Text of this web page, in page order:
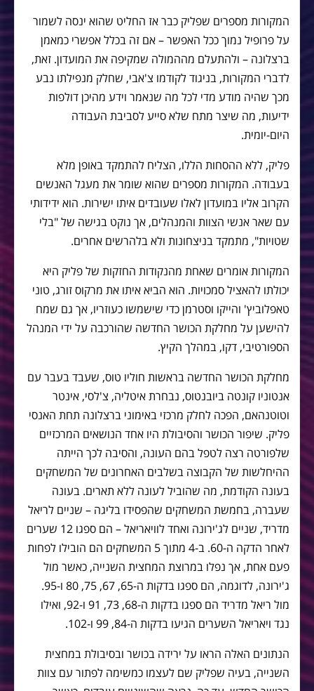
המקורות מספרים שפליק כבר אז החליט שהוא ינסה לשמור
על פרופיל נמוך ככל האפשר – אם זה בכלל אפשרי כמאמן
ברצלונה – ולהתעלם מההמולה שמקיפה את המועדון. זאת,
לדברי המקורות, בניגוד לקודמו צ'אבי, שחלק מנפילתו נבע
מכך שהיה מודע מדי לכל מה שנאמר וידע מהיכן דולפות
ידיעות, מה שיצר מתח שלא סייע לסביבת העבודה
היום-יומית.
פליק, ללא ההסחות הללו, הצליח להתמקד באופן מלא
בעבודה. המקורות מספרים שהוא שומר את מעגל האנשים
הקרוב אליו במועדון לאלו שעובדים איתו ישירות. הוא ידידותי
עם שאר אנשי הצוות והמנהלים, אך נוקט בגישה של "בלי
שטויות", מתמקד בניצחונות ולא בלהרשים אחרים.
המקורות אומרים שאחת מהנקודות החזקות של פליק היא
יכולתו להאציל סמכויות. הוא הביא איתו את מרקוס זורג, טוני
טאפלוביץ' והייקו וסטרמן כדי שישמשו כעוזריו, אך גם שמח
להישען על מחלקת הכושר החדשה שהורכבה על ידי המנהל
הספורטיבי, דקו, במהלך הקיץ.
מחלקת הכושר החדשה בראשות חוליו טוס, שעבד בעבר עם
אנטוניו קונטה ביובנטוס, נבחרת איטליה, צ'לסי, אינטר
וטוטנהאם, הפכה לחלק מרכזי באימוני ברצלונה תחת האנסי
פליק. שיפור הכושר והסיבולת היו אחד הנושאים המרכזיים
שלפורטה רצה לטפל בהם העונה, והסיבה לכך הייתה
ההיחלשות של הקבוצה בשלבים האחרונים של המשחקים
בעונה הקודמת, מה שהוביל לעונה ללא תארים. בעונה
שעברה, בחמשת המשחקים שהפסידו בליגה – שניים לריאל
מדריד, שניים לג'ירונה ואחד לוויאריאל – הם ספגו 12 שערים
לאחר הדקה ה-60. ב-4 מתוך 5 המשחקים הם הובילו לפחות
פעם אחת, אך נפלו במרוצת המחצית השנייה, כאשר מול
ג'ירונה, לדוגמה, הם ספגו בדקות ה-65, 67, 75, 80 ו-95.
מול ריאל מדריד הם ספגו בדקות ה-68, 73, 91 ו-92, ואילו
נגד ויאריאל השערים הגיעו בדקות ה-84, 99 ו-102.
הנתונים האלה הראו על ירידה בכושר ובסיבולת במחצית
השנייה, בעיה שפליק שם לעצמו כמשימה לפתור עם צוות